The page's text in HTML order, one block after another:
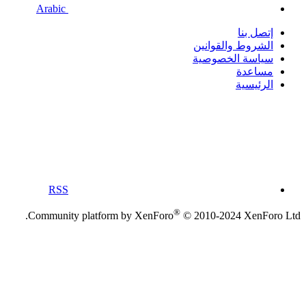
إتصل بنا
الشروط والقوانين
سياسة الخصوصية
مساعدة
الرئيسية
RSS
Community platform by XenForo® © 2010-2024 XenForo Ltd.